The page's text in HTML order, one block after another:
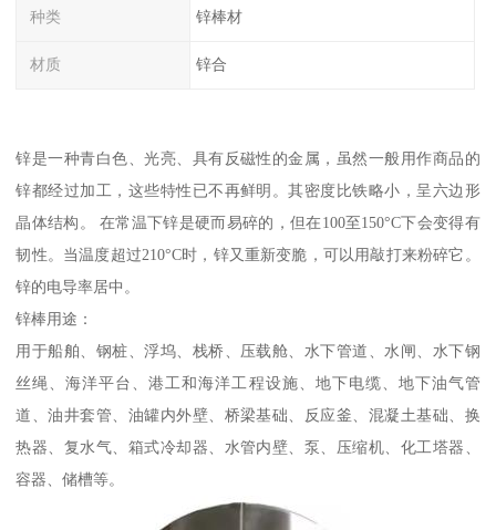
种类 锌棒材
材质 锌合
锌是一种青白色、光亮、具有反磁性的金属，虽然一般用作商品的
锌都经过加工，这些特性已不再鲜明。其密度比铁略小，呈六边形
晶体结构。 在常温下锌是硬而易碎的，但在100至150°C下会变得有
韧性。当温度超过210°C时，锌又重新变脆，可以用敲打来粉碎它。
锌的电导率居中。
锌棒用途：
用于船舶、钢桩、浮坞、栈桥、压载舱、水下管道、水闸、水下钢
丝绳、海洋平台、港工和海洋工程设施、地下电缆、地下油气管
道、油井套管、油罐内外壁、桥梁基础、反应釜、混凝土基础、换
热器、复水气、箱式冷却器、水管内壁、泵、压缩机、化工塔器、
容器、储槽等。